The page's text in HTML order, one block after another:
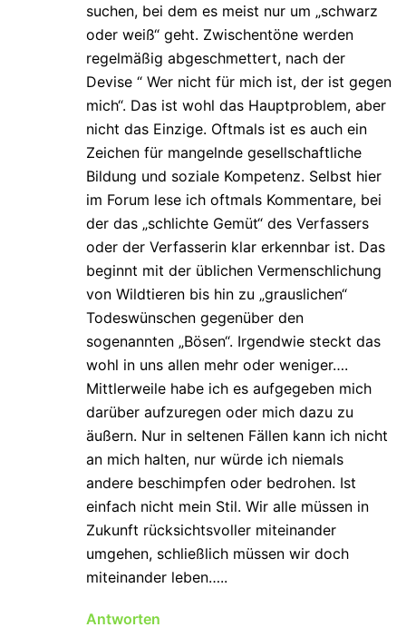
suchen, bei dem es meist nur um „schwarz
oder weiß“ geht. Zwischentöne werden
regelmäßig abgeschmettert, nach der
Devise “ Wer nicht für mich ist, der ist gegen
mich“. Das ist wohl das Hauptproblem, aber
nicht das Einzige. Oftmals ist es auch ein
Zeichen für mangelnde gesellschaftliche
Bildung und soziale Kompetenz. Selbst hier
im Forum lese ich oftmals Kommentare, bei
der das „schlichte Gemüt“ des Verfassers
oder der Verfasserin klar erkennbar ist. Das
beginnt mit der üblichen Vermenschlichung
von Wildtieren bis hin zu „grauslichen“
Todeswünschen gegenüber den
sogenannten „Bösen“. Irgendwie steckt das
wohl in uns allen mehr oder weniger….
Mittlerweile habe ich es aufgegeben mich
darüber aufzuregen oder mich dazu zu
äußern. Nur in seltenen Fällen kann ich nicht
an mich halten, nur würde ich niemals
andere beschimpfen oder bedrohen. Ist
einfach nicht mein Stil. Wir alle müssen in
Zukunft rücksichtsvoller miteinander
umgehen, schließlich müssen wir doch
miteinander leben…..
Antworten